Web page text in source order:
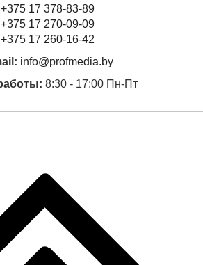
+375 17 378-83-89
+375 17 270-09-09
+375 17 260-16-42
info@profmedia.by
8:30 - 17:00 Пн-Пт